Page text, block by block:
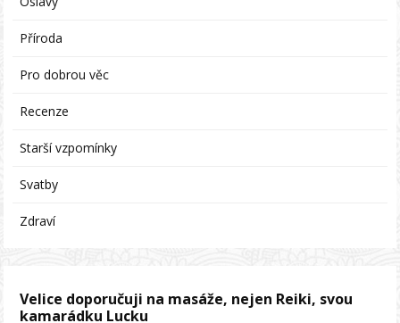
Příroda
Pro dobrou věc
Recenze
Starší vzpomínky
Svatby
Zdraví
Velice doporučuji na masáže, nejen Reiki, svou
kamarádku Lucku